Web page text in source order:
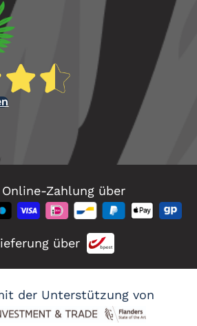
Zahlung über
über
der Unterstützung von